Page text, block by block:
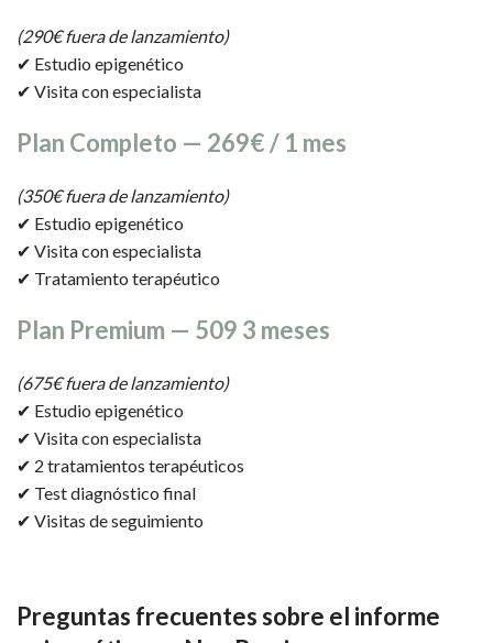
(290€ fuera de lanzamiento)
✔ Estudio epigenético
✔ Visita con especialista
Plan Completo — 269€ / 1 mes
(350€ fuera de lanzamiento)
✔ Estudio epigenético
✔ Visita con especialista
✔ Tratamiento terapéutico
Plan Premium — 509 3 meses
(675€ fuera de lanzamiento)
✔ Estudio epigenético
✔ Visita con especialista
✔ 2 tratamientos terapéuticos
✔ Test diagnóstico final
✔ Visitas de seguimiento
Preguntas frecuentessobre el informe